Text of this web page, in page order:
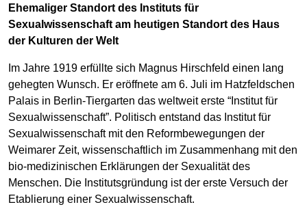
Ehemaliger Standort des Instituts für
Sexualwissenschaft am heutigen Standort des Haus
der Kulturen der Welt
Im Jahre 1919 erfüllte sich Magnus Hirschfeld einen lang
gehegten Wunsch. Er eröffnete am 6. Juli im Hatzfeldschen
Palais in Berlin-Tiergarten das weltweit erste “Institut für
Sexualwissenschaft”. Politisch entstand das Institut für
Sexualwissenschaft mit den Reformbewegungen der
Weimarer Zeit, wissenschaftlich im Zusammenhang mit den
bio-medizinischen Erklärungen der Sexualität des
Menschen. Die Institutsgründung ist der erste Versuch der
Etablierung einer Sexualwissenschaft.